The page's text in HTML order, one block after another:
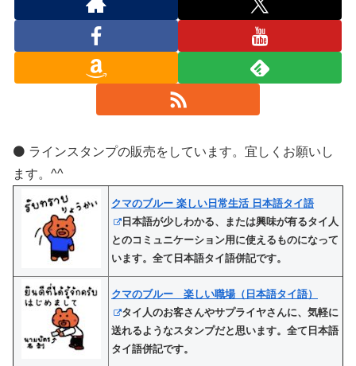
⚫️ ラインスタンプの販売をしています。宜しくお願いし
ます。^^
クマのブルー 楽しい日常生活 日本語タイ語
日本語が少しわかる、または興味が有るタイ人
とのコミュニケーション用に使えるものになって
います。全て日本語タイ語併記です。
クマのブルー 楽しい職場（日本語タイ語）
タイ人のお客さんやサプライヤさんに、気軽に
送れるようなスタンプだと思います。全て日本語
タイ語併記です。